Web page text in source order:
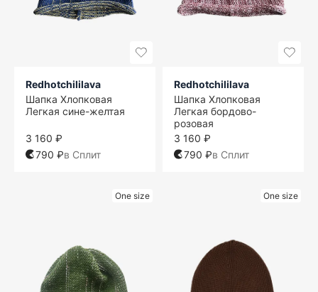
Redhotchililava
Шапка Хлопковая
Легкая сине-желтая
3 160 ₽
790 ₽в Сплит
Redhotchililava
Шапка Хлопковая
Легкая бордово-
розовая
3 160 ₽
790 ₽в Сплит
One size One size